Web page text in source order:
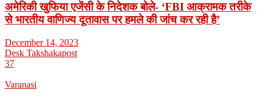
अमेरिकी खुफिया एजेंसी के निदेशक बोले- ‘FBI आक्रामक तरीके
से भारतीय वाणिज्य दूतावास पर हमले की जांच कर रही है’
December 14, 2023
Desk Takshakapost
37
Varanasi